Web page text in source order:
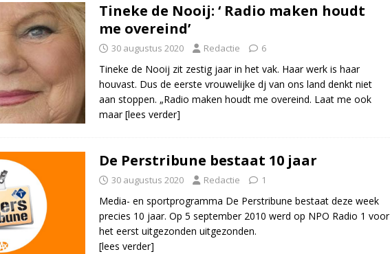
Tineke de Nooij: ‘ Radio maken houdt
me overeind’
30 augustus 2020 Redactie 6
Tineke de Nooij zit zestig jaar in het vak. Haar werk is haar
houvast. Dus de eerste vrouwelijke dj van ons land denkt niet
aan stoppen. „Radio maken houdt me overeind. Laat me ook
maar[lees verder]
De Perstribune bestaat 10 jaar
30 augustus 2020 Redactie 1
Media- en sportprogramma De Perstribune bestaat deze week
precies 10 jaar. Op 5 september 2010 werd op NPO Radio 1 voor
het eerst uitgezonden uitgezonden.
[lees verder]